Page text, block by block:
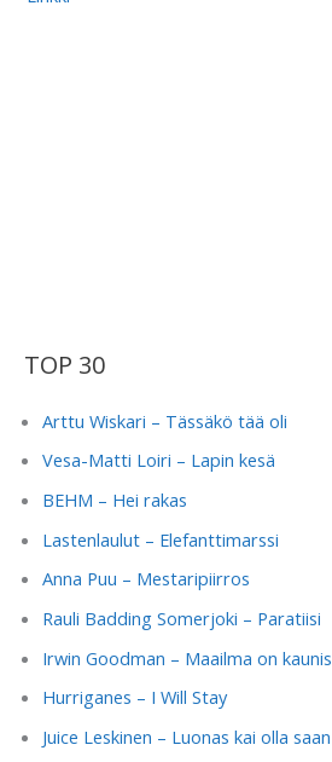
TOP 30
Arttu Wiskari – Tässäkö tää oli
Vesa-Matti Loiri – Lapin kesä
BEHM – Hei rakas
Lastenlaulut – Elefanttimarssi
Anna Puu – Mestaripiirros
Rauli Badding Somerjoki – Paratiisi
Irwin Goodman – Maailma on kaunis
Hurriganes – I Will Stay
Juice Leskinen – Luonas kai olla saan